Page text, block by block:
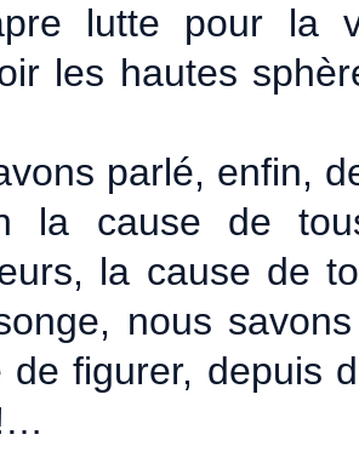
lutte pour la
les hautes
parlé, enfin,
la cause de
la cause de
nous
de figurer, depuis